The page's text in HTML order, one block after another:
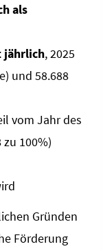
als
jährlich, 2025
und 58.688
vom Jahr des
100%)
Gründen
Förderung